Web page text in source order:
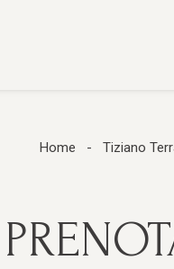
Home Tiziano